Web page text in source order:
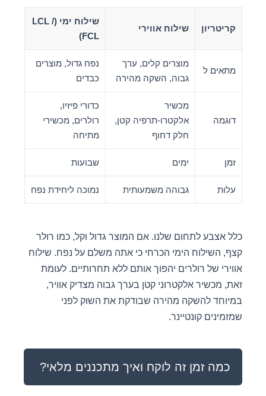
קריטריון שילוח אווירי
שילוח ימי (LCL /
FCL)
מתאים ל
מוצרים קלים, ערך
גבוה, השקה מהירה
נפח גדול, מוצרים
כבדים
דוגמה
מכשיר
אלקטרו-תרפיה קטן,
חלק דחוף
כדורי פיזיו,
רולרים, מכשירי
מתיחה
זמן ימים שבועות
עלות גבוהה משמעותית נמוכה ליחידת נפח
כלל אצבע לתחום שלנו. אם המוצר גדול וקל, כמו רולר
קצף, השילוח הימי הכרחי כי אתה משלם על נפח. שילוח
אווירי של רולרים יהפוך אותם ללא תחרותיים. לעומת
זאת, מכשיר אלקטרוני קטן בערך גבוה מצדיק אוויר,
במיוחד להשקה מהירה שבודקת את השוק לפני
שמזמינים קונטיינר.
כמה זמן זה לוקח ואיך מתכננים מלאי?